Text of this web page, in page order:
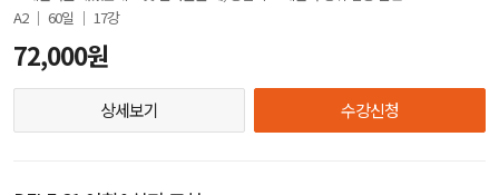
A2 │ 60일 │ 17강
72,000원
상세보기 수강신청